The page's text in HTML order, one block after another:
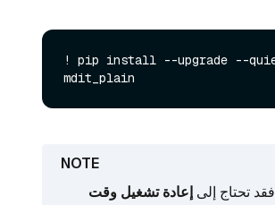
! pip install --upgrade --
إعادة تشغيل وقت